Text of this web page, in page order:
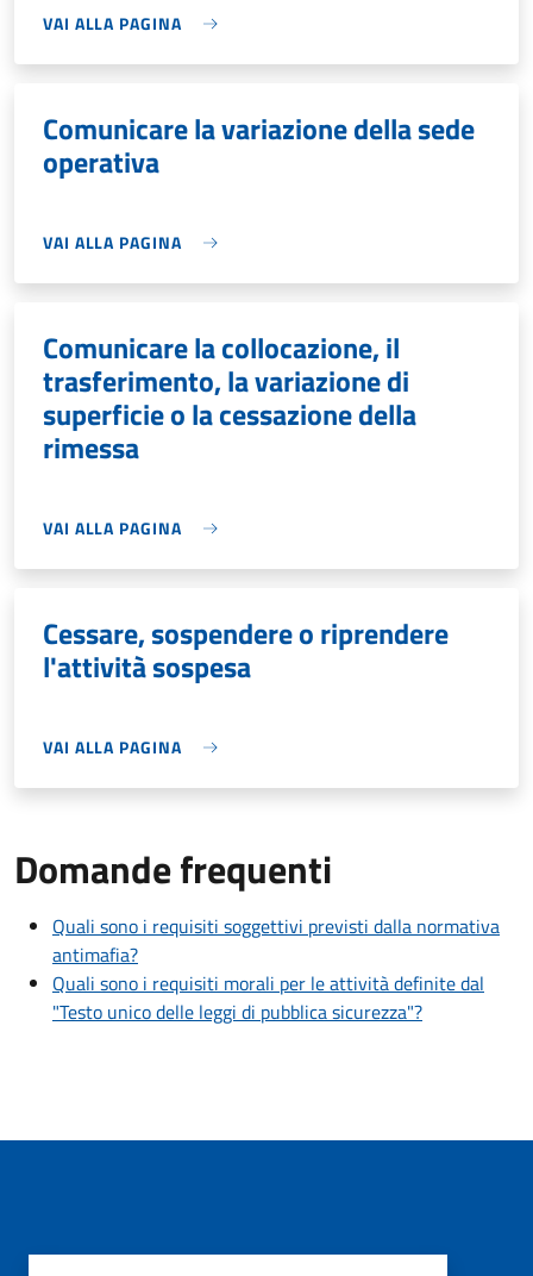
VAI ALLA PAGINA
Comunicare la variazione della sede
operativa
VAI ALLA PAGINA
Comunicare la collocazione, il
trasferimento, la variazione di
superficie o la cessazione della
rimessa
VAI ALLA PAGINA
Cessare, sospendere o riprendere
l'attività sospesa
VAI ALLA PAGINA
Domande frequenti
Quali sono i requisiti soggettivi previsti dalla normativa
antimafia?
Quali sono i requisiti morali per le attività definite dal
"Testo unico delle leggi di pubblica sicurezza"?